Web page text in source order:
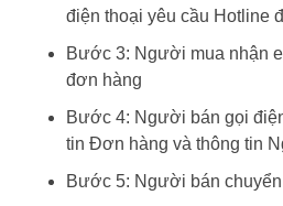
điện thoại yêu cầu Hotline
Bước 3: Người mua nhận
đơn hàng
Bước 4: Người bán gọi
tin Đơn hàng và thông tin
Bước 5: Người bán